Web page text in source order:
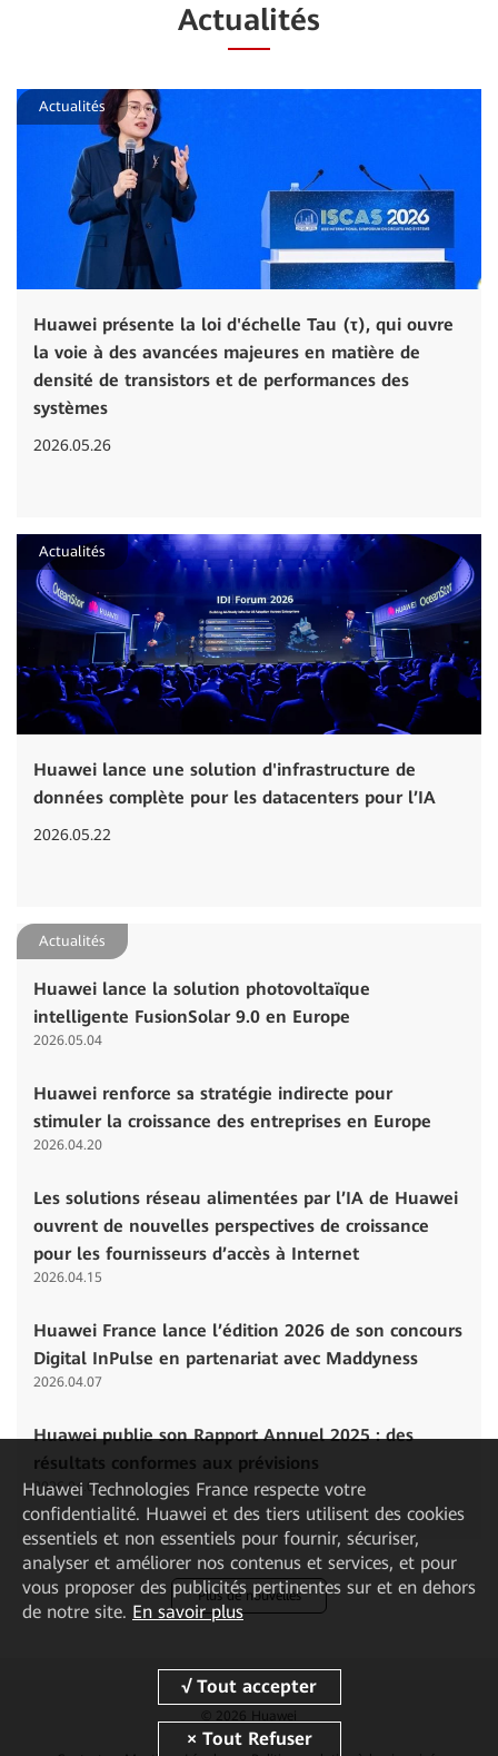
Actualités
Actualités
Huawei présente la loi d'échelle Tau (τ), qui ouvre
la voie à des avancées majeures en matière de
densité de transistors et de performances des
systèmes
2026.05.26
Actualités
Huawei lance une solution d'infrastructure de
données complète pour les datacenters pour l’IA
2026.05.22
Actualités
Huawei lance la solution photovoltaïque
intelligente FusionSolar 9.0 en Europe
2026.05.04
Huawei renforce sa stratégie indirecte pour
stimuler la croissance des entreprises en Europe
2026.04.20
Les solutions réseau alimentées par l’IA de Huawei
ouvrent de nouvelles perspectives de croissance
pour les fournisseurs d’accès à Internet
2026.04.15
Huawei France lance l’édition 2026 de son concours
Digital InPulse en partenariat avec Maddyness
2026.04.07
Huawei publie son Rapport Annuel 2025 : des
résultats conformes aux prévisions
2026.04.01
Plus de nouvelles
© 2026 Huawei
Huawei Technologies France respecte votre
confidentialité. Huawei et des tiers utilisent des cookies
essentiels et non essentiels pour fournir, sécuriser,
analyser et améliorer nos contenus et services, et pour
vous proposer des publicités pertinentes sur et en dehors
de notre site. En savoir plus